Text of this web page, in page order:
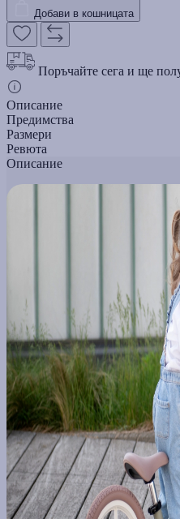
Добави в кошницата
Поръчайте сега и ще
Описание
Предимства
Размери
Ревюта
Описание